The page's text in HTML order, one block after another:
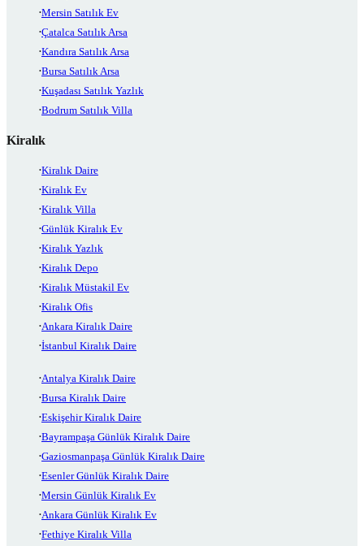
Mersin Satılık Ev
Çatalca Satılık Arsa
Kandıra Satılık Arsa
Bursa Satılık Arsa
Kuşadası Satılık Yazlık
Bodrum Satılık Villa
Kiralık
Kiralık Daire
Kiralık Ev
Kiralık Villa
Günlük Kiralık Ev
Kiralık Yazlık
Kiralık Depo
Kiralık Müstakil Ev
Kiralık Ofis
Ankara Kiralık Daire
İstanbul Kiralık Daire
Antalya Kiralık Daire
Bursa Kiralık Daire
Eskişehir Kiralık Daire
Bayrampaşa Günlük Kiralık Daire
Gaziosmanpaşa Günlük Kiralık Daire
Esenler Günlük Kiralık Daire
Mersin Günlük Kiralık Ev
Ankara Günlük Kiralık Ev
Fethiye Kiralık Villa